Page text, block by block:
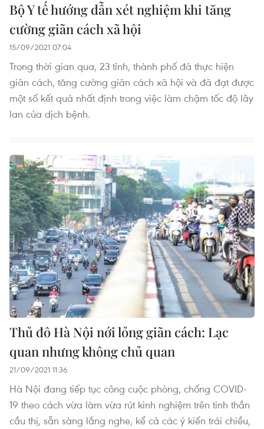
Bộ Y tế hướng dẫn xét nghiệm khi tăng
cường giãn cách xã hội
15/09/2021 07:04
Trong thời gian qua, 23 tỉnh, thành phố đã thực hiện
giãn cách, tăng cường giãn cách xã hội và đã đạt được
một số kết quả nhất định trong việc làm chậm tốc độ lây
lan của dịch bệnh.
Thủ đô Hà Nội nới lỏng giãn cách: Lạc
quan nhưng không chủ quan
21/09/2021 11:36
Hà Nội đang tiếp tục công cuộc phòng, chống COVID-
19 theo cách vừa làm vừa rút kinh nghiệm trên tinh thần
cầu thị, sẵn sàng lắng nghe, kể cả các ý kiến trái chiều,